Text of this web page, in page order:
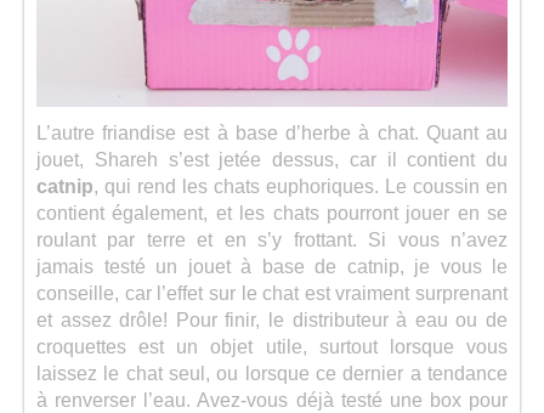
L’autre friandise est à base d’herbe à chat. Quant au
jouet, Shareh s’est jetée dessus, car il contient du
catnip, qui rend les chats euphoriques. Le coussin en
contient également, et les chats pourront jouer en se
roulant par terre et en s’y frottant. Si vous n’avez
jamais testé un jouet à base de catnip, je vous le
conseille, car l’effet sur le chat est vraiment surprenant
et assez drôle! Pour finir, le distributeur à eau ou de
croquettes est un objet utile, surtout lorsque vous
laissez le chat seul, ou lorsque ce dernier a tendance
à renverser l’eau. Avez-vous déjà testé une box pour